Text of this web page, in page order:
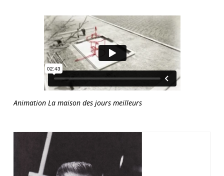
Animation La maison des jours meilleurs